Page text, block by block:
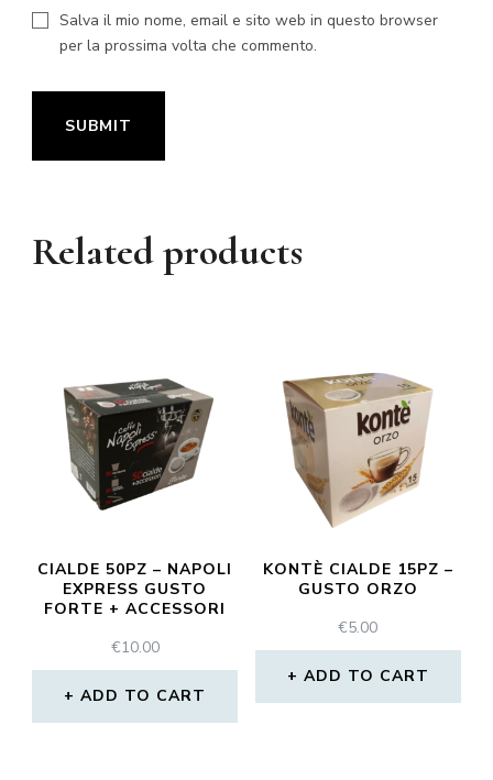
Salva il mio nome, email e sito web in questo browser
per la prossima volta che commento.
Related products
CIALDE 50PZ – NAPOLI
EXPRESS GUSTO
FORTE + ACCESSORI
€10.00
ADD TO CART
KONTÈ CIALDE 15PZ –
GUSTO ORZO
€5.00
ADD TO CART